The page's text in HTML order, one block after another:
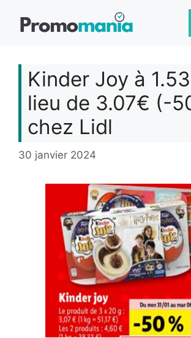
Kinder Joy à
lieu de 3.07€ (-
chez Lidl
30 janvier 2024